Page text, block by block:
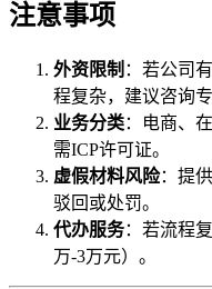
注意事项
外资限制 ：若公司
程复杂，建议咨询专
业务分类：电商、
需ICP许可证。
虚假材料风险：提
驳回或处罚。
代办服务：若流程
万-3万元）。